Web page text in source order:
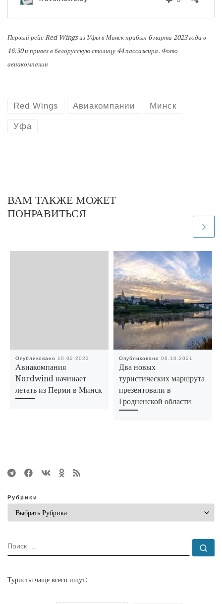
Первый рейс Red Wings из Уфы в Минск прибыл 6 марта 2023 года в
16:30 и привез в белорусскую столицу 44 пассажира. Фото
авиакомпании
Red Wings Авиакомпании Минск
Уфа
ВАМ ТАКЖЕ МОЖЕТ
ПОНРАВИТЬСЯ
Опубликовано 10.02.2023
Авиакомпания
Nordwind начинает
летать из Перми в Минск
Опубликовано06.10.2021
Два новых
туристических маршрута
презентовали в
Гродненской области
Рубрики
ПОИСК
Туристы чаще всего ищут: